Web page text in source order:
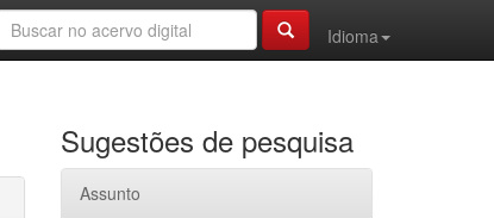
Idioma
Sugestões de pesquisa
Assunto